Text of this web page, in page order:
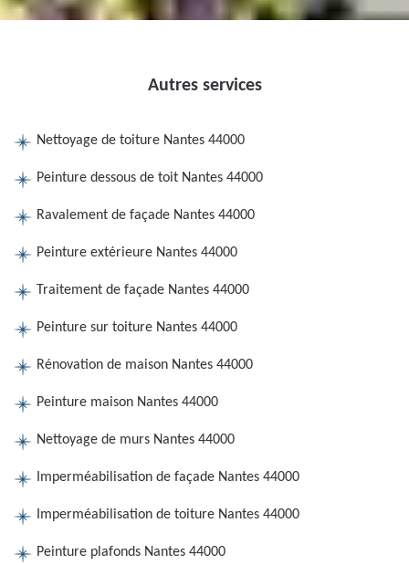
Autres services
Nettoyage de toiture Nantes 44000
Peinture dessous de toit Nantes 44000
Ravalement de façade Nantes 44000
Peinture extérieure Nantes 44000
Traitement de façade Nantes 44000
Peinture sur toiture Nantes 44000
Rénovation de maison Nantes 44000
Peinture maison Nantes 44000
Nettoyage de murs Nantes 44000
Imperméabilisation de façade Nantes 44000
Imperméabilisation de toiture Nantes 44000
Peinture plafonds Nantes 44000